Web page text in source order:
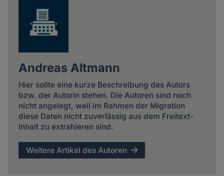
Andreas Altmann
Hier sollte eine kurze Beschreibung des Autors
bzw. der Autorin stehen. Die Autoren sind noch
nicht angelegt, weil im Rahmen der Migration
diese Daten nicht zuverlässig aus dem Freitext-
Inhalt zu extrahieren sind.
Weitere Artikel des Autoren